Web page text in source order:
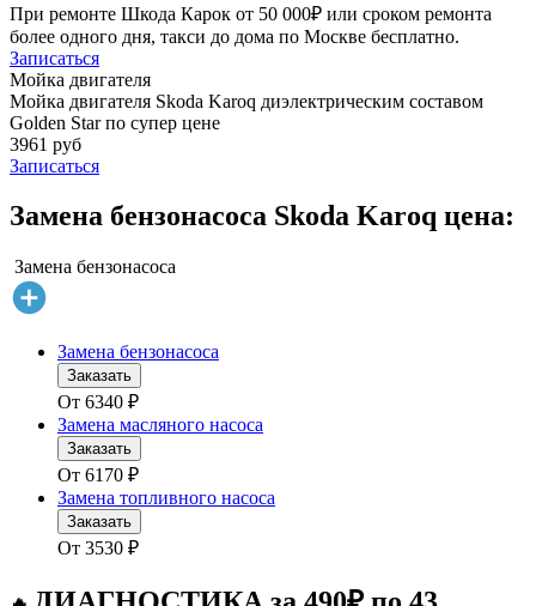
При ремонте Шкода Карок от 50 000₽ или сроком ремонта
более одного дня, такси до дома по Москве бесплатно.
Записаться
Мойка двигателя
Мойка двигателя Skoda Karoq диэлектрическим составом
Golden Star по супер цене
3961 руб
Записаться
Замена бензонасоса Skoda Karoq цена:
Замена бензонасоса
Замена бензонасоса
Заказать
От 6340 ₽
Замена масляного насоса
Заказать
От 6170 ₽
Замена топливного насоса
Заказать
От 3530 ₽